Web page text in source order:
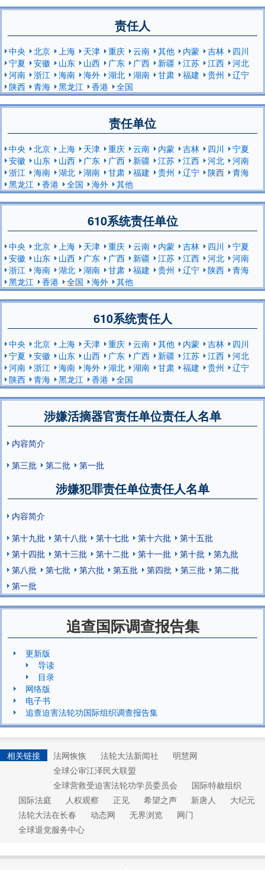
责任人
中央 北京 上海 天津 重庆 云南 其他 内蒙 吉林
四川
宁夏
安徽 山东 山西 广东 广西 新疆 江苏 江西
河北
河南
浙江 海南 海外 湖北 湖南 甘肃 福建 贵州
辽宁
陕西
青海 黑龙江 香港 全国
责任单位
中央 北京 上海 天津 重庆 云南 内蒙 吉林 四川
宁夏
安徽
山东 山西 广东 广西 新疆 江苏 江西 河北
河南
浙江
海南 湖北 湖南 甘肃 福建 贵州 辽宁 陕西
青海
黑龙江
香港 全国 海外 其他
610系统责任单位
中央 北京 上海 天津 重庆 云南 内蒙 吉林 四川
宁夏
安徽
山东 山西 广东 广西 新疆 江苏 江西 河北
河南
浙江
海南 湖北 湖南 甘肃 福建 贵州 辽宁 陕西
青海
黑龙江
香港 全国 海外 其他
610系统责任人
中央 北京 上海 天津 重庆 云南 其他 内蒙 吉林
四川
宁夏
安徽 山东 山西 广东 广西 新疆 江苏 江西
河北
河南
浙江 海南 海外 湖北 湖南 甘肃 福建 贵州
辽宁
陕西
青海 黑龙江 香港 全国
涉嫌活摘器官责任单位责任人名单
内容简介
第三批
第二批 第一批
涉嫌犯罪责任单位责任人名单
内容简介
第十九批
第十八批 第十七批 第十六批
第十五批
第十四批
第十三批 第十二批 第十一批 第十批
第九批
第八批
第七批 第六批 第五批 第四批 第三批
第二批
第一批
追查国际调查报告集
更新版
导读
目录
网络版
电子书
追查迫害法轮功国际组织调查报告集
相关链接 法网恢恢 法轮大法新闻社
明慧网
全球公审江泽民大联盟
全球营救受迫害法轮功学员委员会
国际特赦组织
国际法庭
人权观察 正见 希望之声 新唐人
大纪元
法轮大法在长春
动态网 无界浏览
网门
全球退党服务中心